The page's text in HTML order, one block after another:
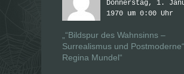
e
f
f
n
e
t
)
g
e
ö
n
e
t
Donnerstag, 1.
1970 um 0:00 Uhr
„“Bildspur des Wahnsinns –
Surrealismus und
Regina Mundel“